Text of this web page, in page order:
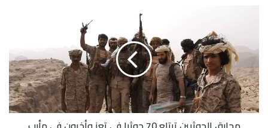
70
في
تعز
وأخرون
في